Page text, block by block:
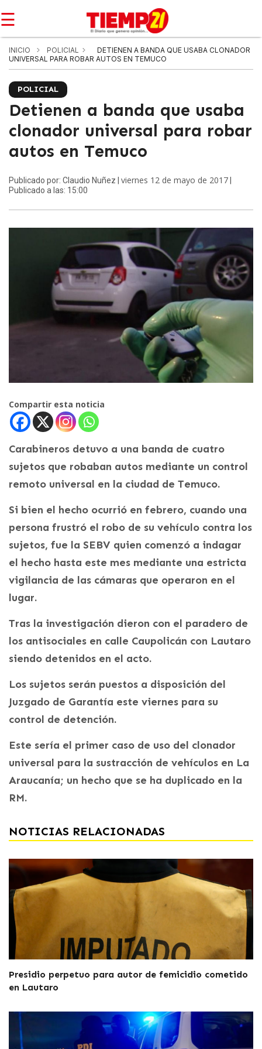
☰
INICIO POLICIAL
DETIENEN A BANDA QUE USABA CLONADOR
UNIVERSAL PARA ROBAR AUTOS EN TEMUCO
POLICIAL
Detienen a banda que usaba
clonador universal para robar
autos en Temuco
Publicado por: Claudio Nuñez | viernes 12 de mayo de 2017
Publicado a las: 15:00
Compartir esta noticia
Carabineros detuvo a una banda de cuatro
sujetos que robaban autos mediante un control
remoto universal en la ciudad de Temuco.
Si bien el hecho ocurrió en febrero, cuando una
persona frustró el robo de su vehículo contra los
sujetos, fue la SEBV quien comenzó a indagar
el hecho hasta este mes mediante una estricta
vigilancia de las cámaras que operaron en el
lugar.
Tras la investigación dieron con el paradero de
los antisociales en calle Caupolicán con Lautaro
siendo detenidos en el acto.
Los sujetos serán puestos a disposición del
Juzgado de Garantía este viernes para su
control de detención.
Este sería el primer caso de uso del clonador
universal para la sustracción de vehículos en La
Araucanía; un hecho que se ha duplicado en la
RM.
NOTICIAS RELACIONADAS
Presidio perpetuo para autor de femicidio cometido
en Lautaro